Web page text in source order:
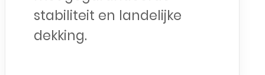
stabiliteit en landelijke
dekking.